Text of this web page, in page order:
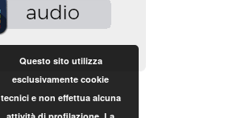
Questo sito utilizza
esclusivamente cookie
tecnici e non effettua alcuna